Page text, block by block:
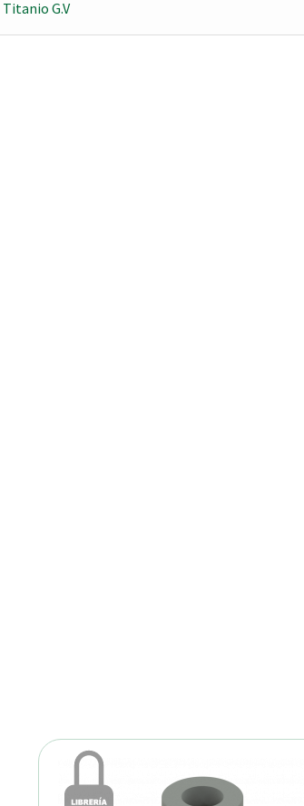
Titanio G.V